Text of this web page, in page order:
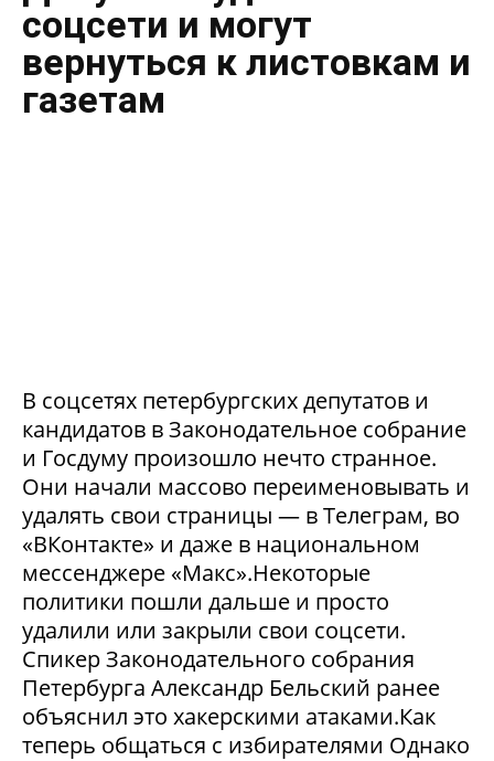
соцсети и могут
вернуться к листовкам и
газетам
В соцсетях петербургских депутатов и
кандидатов в Законодательное собрание
и Госдуму произошло нечто странное.
Они начали массово переименовывать и
удалять свои страницы — в Телеграм, во
«ВКонтакте» и даже в национальном
мессенджере «Макс».Некоторые
политики пошли дальше и просто
удалили или закрыли свои соцсети.
Спикер Законодательного собрания
Петербурга Александр Бельский ранее
объяснил это хакерскими атаками.Как
теперь общаться с избирателями Однако